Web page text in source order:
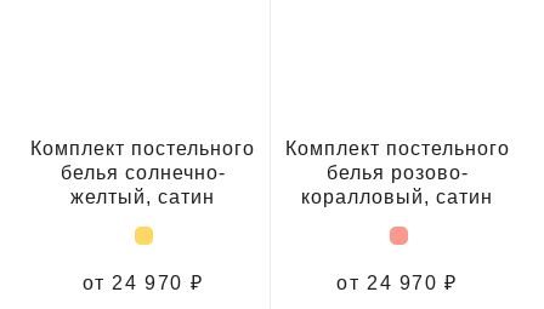
Комплект постельного
белья солнечно-
желтый, сатин
от 24 970 ₽
Комплект постельного
белья розово-
коралловый, сатин
от 24 970 ₽